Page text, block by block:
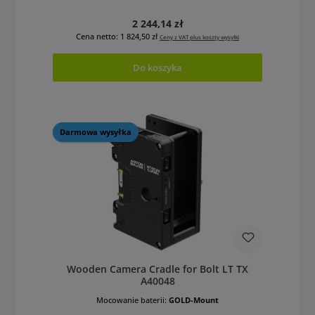
Cena regularna:
2 244,14 zł
Cena netto: 1 824,50 zł Ceny z VAT plus koszty wysyłki
Do koszyka
Darmowa wysyłka
Wooden Camera Cradle for Bolt LT TX
A40048
Mocowanie baterii: GOLD-Mount